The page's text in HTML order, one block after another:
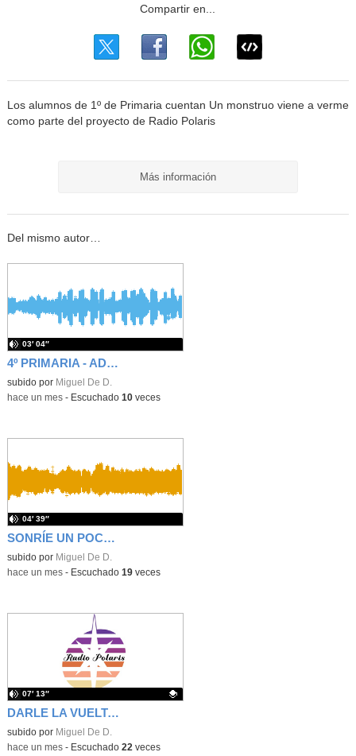
Los alumnos de 1º de Primaria cuentan Un monstruo viene a verme
como parte del proyecto de Radio Polaris
Más información
Del mismo autor…
4º PRIMARIA - ADIVINANZAS COMPLETAS 2025-2026 - RADIO POLARIS
subido por Miguel De D.
03′ 04″
-hace un mes- Escuchado 10veces
SONRÍE UN POCO - CHISTES COMPLETOS 3º PRIMARIA - RADIO POLARIS
subido por Miguel De D.
04′ 39″
-hace un mes- Escuchado 19veces
DARLE LA VUELTA AL MUNDO - RUTAS GASTRONÓMICAS 4º PRIMARIA - RADIO POLARIS
Contenido educativo.
subido por Miguel De D.
07′ 13″
-hace un mes- Escuchado 22veces